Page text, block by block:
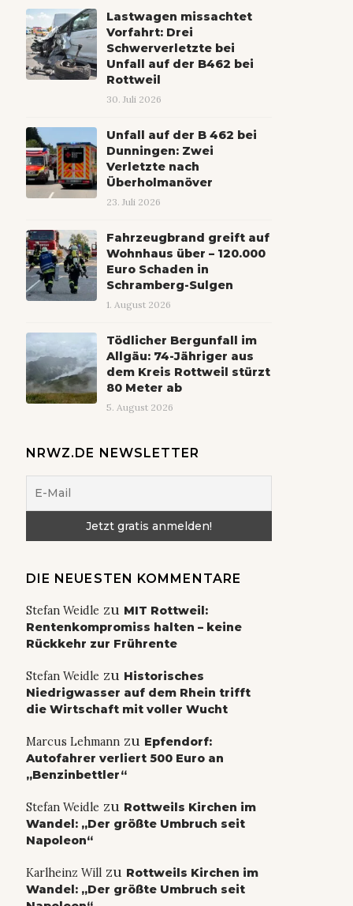
Lastwagen missachtet
Vorfahrt: Drei
Schwerverletzte bei
Unfall auf der B462 bei
Rottweil
30. Juli 2026
Unfall auf der B 462 bei
Dunningen: Zwei
Verletzte nach
Überholmanöver
23. Juli 2026
Fahrzeugbrand greift auf
Wohnhaus über – 120.000
Euro Schaden in
Schramberg-Sulgen
1. August 2026
Tödlicher Bergunfall im
Allgäu: 74-Jähriger aus
dem Kreis Rottweil stürzt
80 Meter ab
5. August 2026
NRWZ.DE NEWSLETTER
DIE NEUESTEN KOMMENTARE
Stefan Weidle zu MIT Rottweil:
Rentenkompromiss halten – keine
Rückkehr zur Frührente
Stefan Weidle zu Historisches
Niedrigwasser auf dem Rhein trifft
die Wirtschaft mit voller Wucht
Marcus Lehmannzu Epfendorf:
Autofahrer verliert 500 Euro an
„Benzinbettler“
Stefan Weidle zu Rottweils Kirchen im
Wandel: „Der größte Umbruch seit
Napoleon“
Karlheinz Willzu Rottweils Kirchen im
Wandel: „Der größte Umbruch seit